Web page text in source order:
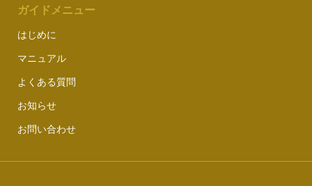
ガイドメニュー
はじめに
マニュアル
よくある質問
お知らせ
お問い合わせ